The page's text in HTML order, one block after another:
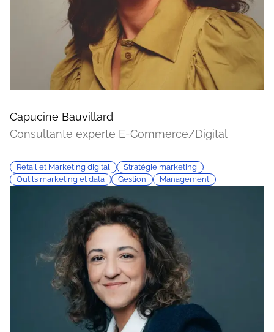
Capucine Bauvillard
Consultante experte E-Commerce/Digital
Retail et Marketing digital
Stratégie marketing
Outils marketing et data
Gestion Management